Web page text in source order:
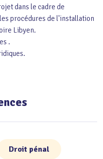
dans le cadre de
procédures de l'installation
Libyen.
.
Droit pénal